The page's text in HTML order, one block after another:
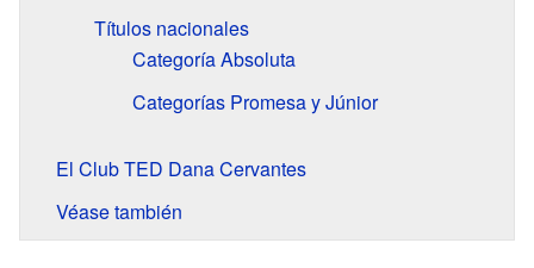
Títulos nacionales
Categoría Absoluta
Categorías Promesa y Júnior
El Club TED Dana Cervantes
Véase también